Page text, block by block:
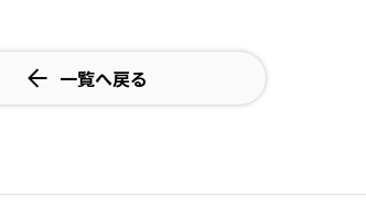
一覧へ戻る